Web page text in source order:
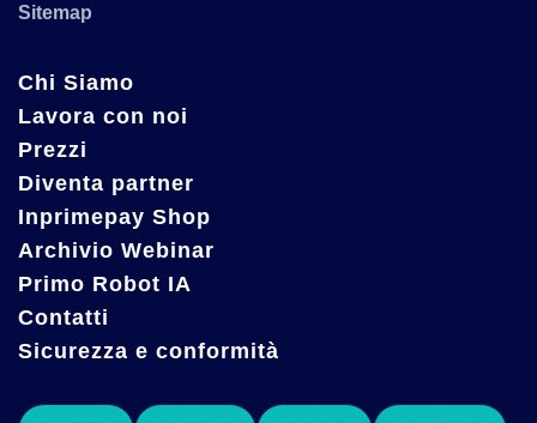
Sitemap
Chi Siamo
Lavora con noi
Prezzi
Diventa partner
Inprimepay Shop
Archivio Webinar
Primo Robot IA
Contatti
Sicurezza e conformità